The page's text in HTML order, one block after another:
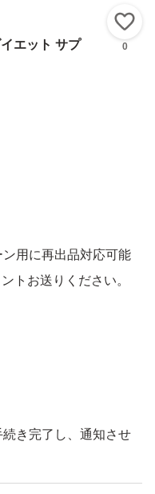
エット サプ
0
用に再出品対応可能
トお送りください。
き完了し、通知させ